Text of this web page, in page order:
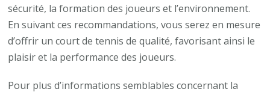
sécurité, la formation des joueurs et l’environnement.
En suivant ces recommandations, vous serez en mesure
d’offrir un court de tennis de qualité, favorisant ainsi le
plaisir et la performance des joueurs.
Pour plus d’informations semblables concernant la